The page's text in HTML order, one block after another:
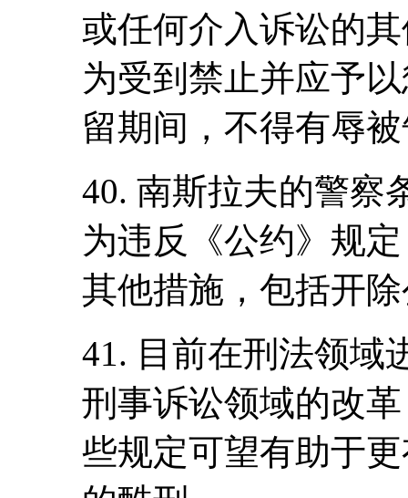
或任何介入诉讼的
为受到禁止并应予
留期间，不得有辱
40. 南斯拉夫的警察
为违反《公约》规
其他措施，包括开
41. 目前在刑法领域
刑事诉讼领域的改
些规定可望有助于